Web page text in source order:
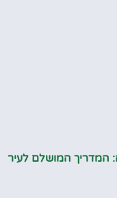
המדריך המושלם לעיר